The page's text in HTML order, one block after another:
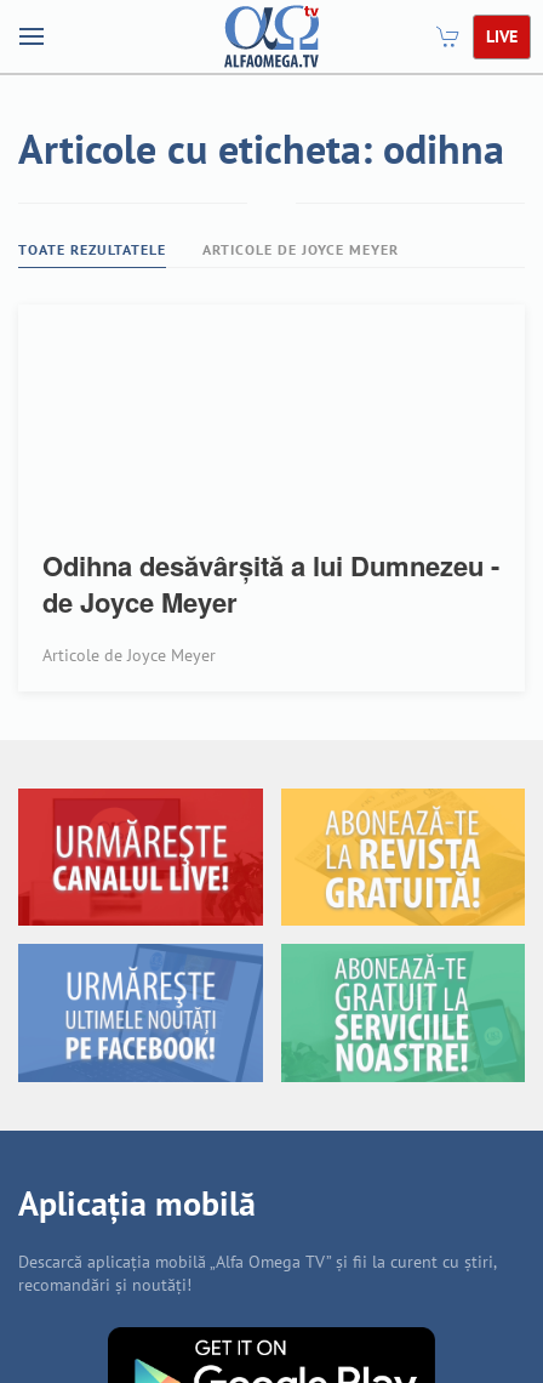
LIVE
Articole cu eticheta: odihna
TOATE REZULTATELE ARTICOLE DE JOYCE MEYER
Odihna desăvârșită a lui Dumnezeu -
de Joyce Meyer
Articole de Joyce Meyer
Aplicația mobilă
Descarcă aplicația mobilă „Alfa Omega TV” și fii la curent cu știri,
recomandări și noutăți!